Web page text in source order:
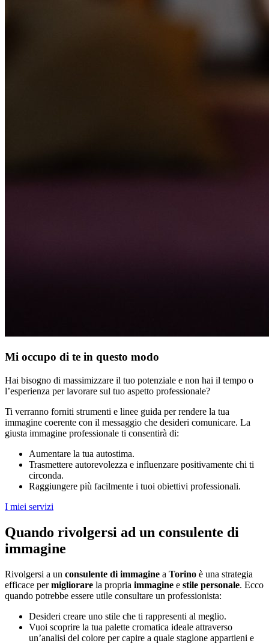
Mi occupo di te in questo modo
Hai bisogno di massimizzare il tuo potenziale e non hai il tempo o
l’esperienza per lavorare sul tuo aspetto professionale?
Ti verranno forniti strumenti e linee guida per rendere la tua
immagine coerente con il messaggio che desideri comunicare. La
giusta immagine professionale ti consentirà di:
Aumentare la tua autostima.
Trasmettere autorevolezza e influenzare positivamente chi ti
circonda.
Raggiungere più facilmente i tuoi obiettivi professionali.
I miei servizi
Quando rivolgersi ad un consulente di
immagine
Rivolgersi a un consulente di immagine a Torino è una strategia
efficace permigliorare la propria immagine e stile personale. Ecco
quando potrebbe essere utile consultare un professionista:
Desideri creare uno stile che ti rappresenti al meglio.
Vuoi scoprire la tua palette cromatica ideale attraverso
un’analisi del colore per capire a quale stagione appartieni e